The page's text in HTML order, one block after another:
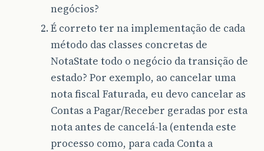
negócios?
É correto ter na implementação de cada
método das classes concretas de
NotaState todo o negócio da transição de
estado? Por exemplo, ao cancelar uma
nota fiscal Faturada, eu devo cancelar as
Contas a Pagar/Receber geradas por esta
nota antes de cancelá-la (entenda este
processo como, para cada Conta a